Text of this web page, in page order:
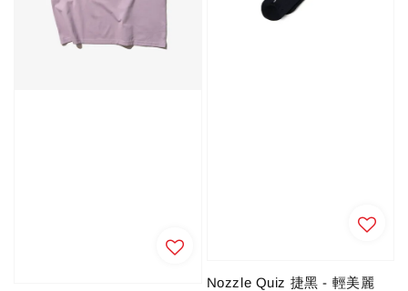
Nozzle Quiz 捷黑 - 輕美麗